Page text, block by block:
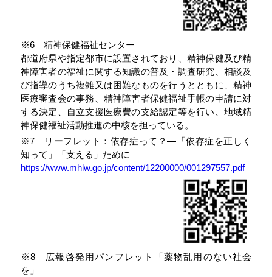
※6 精神保健福祉センター
都道府県や指定都市に設置されており、精神保健及び精
神障害者の福祉に関する知識の普及・調査研究、相談及
び指導のうち複雑又は困難なものを行うとともに、精神
医療審査会の事務、精神障害者保健福祉手帳の申請に対
する決定、自立支援医療費の支給認定等を行い、地域精
神保健福祉活動推進の中核を担っている。
※7 リーフレット：依存症って？―「依存症を正しく
知って」「支える」ために―
https://www.mhlw.go.jp/content/12200000/001297557.pdf
※8 広報啓発用パンフレット「薬物乱用のない社会
を」